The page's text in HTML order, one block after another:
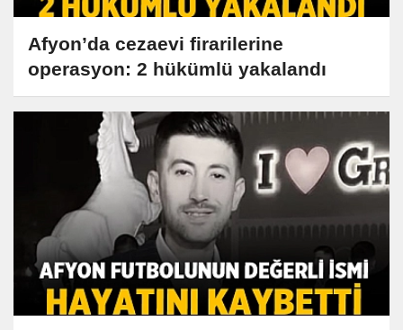
Afyon’da cezaevi firarilerine
operasyon: 2 hükümlü yakalandı